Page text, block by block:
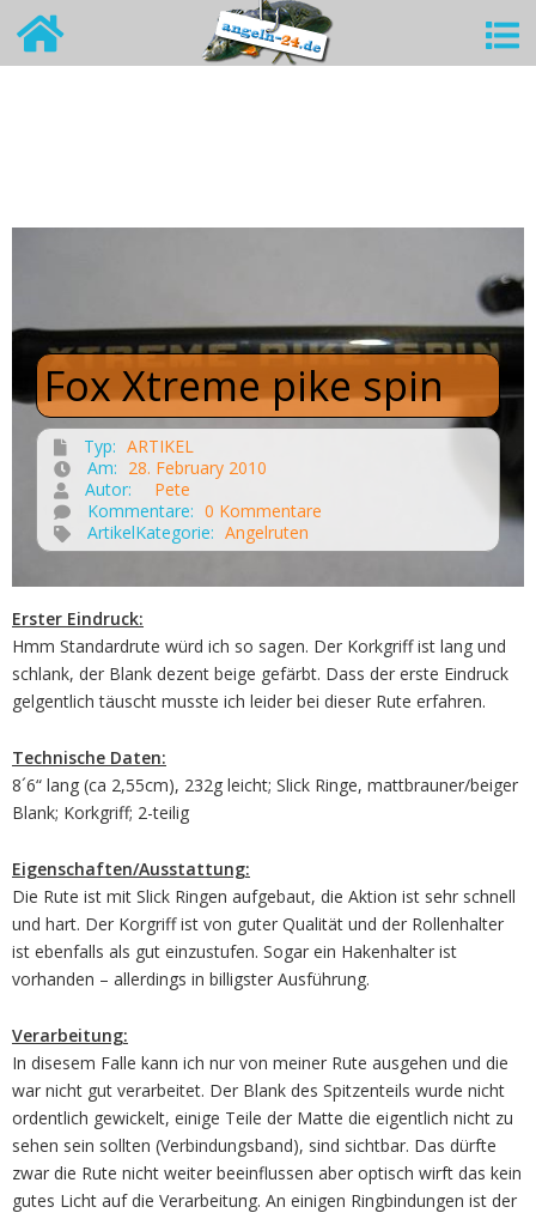
Fox Xtreme pike spin
Typ: ARTIKEL
Am: 28. February 2010
Autor:
Pete
Kommentare: 0 Kommentare
ArtikelKategorie: Angelruten
Erster Eindruck:
Hmm Standardrute würd ich so sagen. Der Korkgriff ist lang und
schlank, der Blank dezent beige gefärbt. Dass der erste Eindruck
gelgentlich täuscht musste ich leider bei dieser Rute erfahren.
Technische Daten:
8´6“ lang (ca 2,55cm), 232g leicht; Slick Ringe, mattbrauner/beiger
Blank; Korkgriff; 2-teilig
Eigenschaften/Ausstattung:
Die Rute ist mit Slick Ringen aufgebaut, die Aktion ist sehr schnell
und hart. Der Korgriff ist von guter Qualität und der Rollenhalter
ist ebenfalls als gut einzustufen. Sogar ein Hakenhalter ist
vorhanden – allerdings in billigster Ausführung.
Verarbeitung:
In disesem Falle kann ich nur von meiner Rute ausgehen und die
war nicht gut verarbeitet. Der Blank des Spitzenteils wurde nicht
ordentlich gewickelt, einige Teile der Matte die eigentlich nicht zu
sehen sein sollten (Verbindungsband), sind sichtbar. Das dürfte
zwar die Rute nicht weiter beeinflussen aber optisch wirft das kein
gutes Licht auf die Verarbeitung. An einigen Ringbindungen ist der